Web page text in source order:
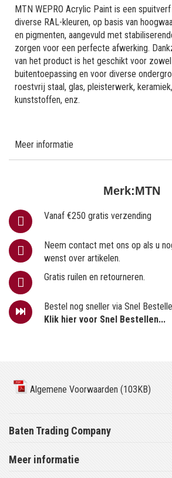
Merk:MTN
Vanaf €250 gratis verzending
Neem contact met ons op als u
wenst over artikelen.
Gratis ruilen en retourneren.
Bestel nog sneller via Snel
Klik hier voor Snel Bestellen...
MTN WEPRO Acrylic Paint is een
diverse RAL-kleuren, op basis van
en pigmenten, aangevuld met
zorgen voor een perfecte afwerking.
van het product is het geschikt voor zowel
buitentoepassing en voor diverse
roestvrij staal, glas, pleisterwerk,
kunststoffen, enz.
Meer informatie
Algemene Voorwaarden (103KB)
Baten Trading Company
Meer informatie